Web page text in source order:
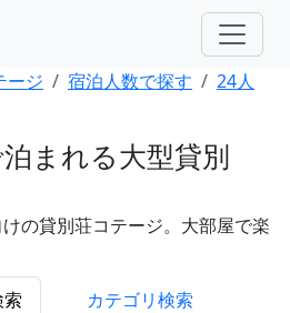
ージ 宿泊人数で探す
24人
まれる大型貸別
の貸別荘コテージ。大部屋で楽
カテゴリ検索